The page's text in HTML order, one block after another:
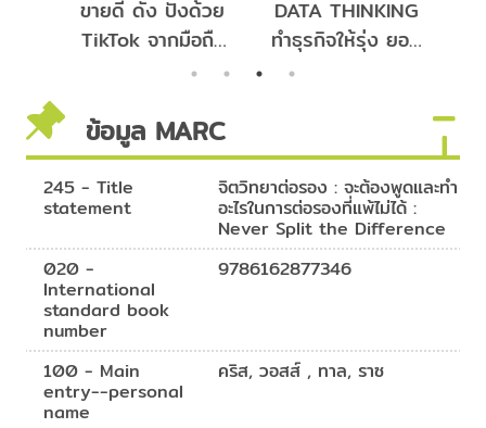
ขายดี ดัง ปังด้วย
TikTok จากมือถือ
เครื่องเดียว
DATA THINKING
ทำธุรกิจให้รุ่ง ยอด
ขายพุ่งด้วยดาต้า
ข้อมูล MARC
245 - Title
statement
จิตวิทยาต่อรอง : จะต้องพูดและทำ
อะไรในการต่อรองที่แพ้ไม่ได้ :
Never Split the Difference
020 -
International
standard book
number
9786162877346
100 - Main
entry--personal
name
คริส, วอสส์ , ทาล, ราซ